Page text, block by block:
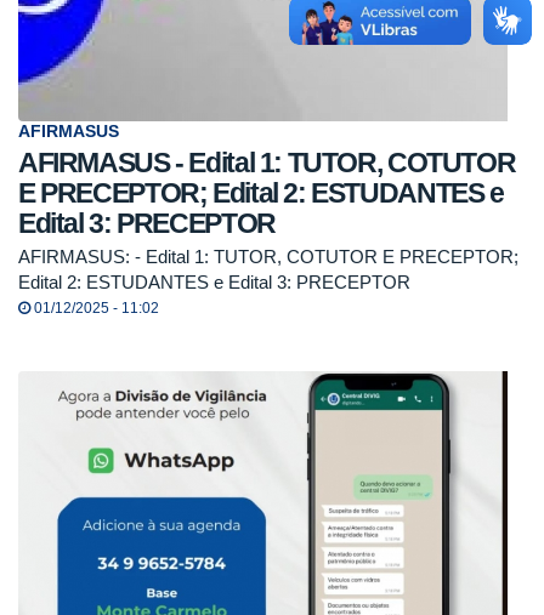
AFIRMASUS
AFIRMASUS - Edital 1: TUTOR, COTUTOR
E PRECEPTOR; Edital 2: ESTUDANTES e
Edital 3: PRECEPTOR
AFIRMASUS: - Edital 1: TUTOR, COTUTOR E PRECEPTOR;
Edital 2: ESTUDANTES e Edital 3: PRECEPTOR
01/12/2025 - 11:02